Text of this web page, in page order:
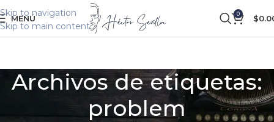
Skip to navigation
Skip to main content
MENÚ 0 $
Archivos de etiquetas:
problem